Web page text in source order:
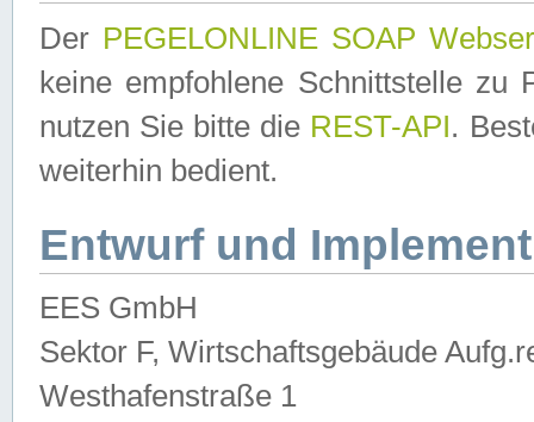
Der PEGELONLINE SOAP
keine empfohlene Schnittstelle zu
nutzen Sie bitte die REST-API.
weiterhin bedient.
Entwurf und
EES GmbH
Sektor F, Wirtschaftsgebäude
Westhafenstraße 1